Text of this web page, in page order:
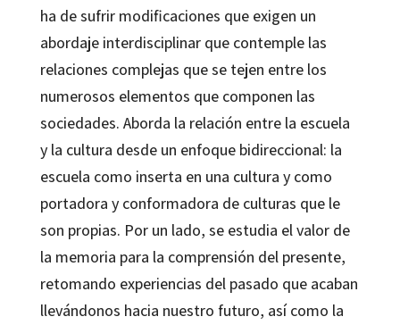
ha de sufrir modificaciones que exigen un
abordaje interdisciplinar que contemple las
relaciones complejas que se tejen entre los
numerosos elementos que componen las
sociedades. Aborda la relación entre la escuela
y la cultura desde un enfoque bidireccional: la
escuela como inserta en una cultura y como
portadora y conformadora de culturas que le
son propias. Por un lado, se estudia el valor de
la memoria para la comprensión del presente,
retomando experiencias del pasado que acaban
llevándonos hacia nuestro futuro, así como la